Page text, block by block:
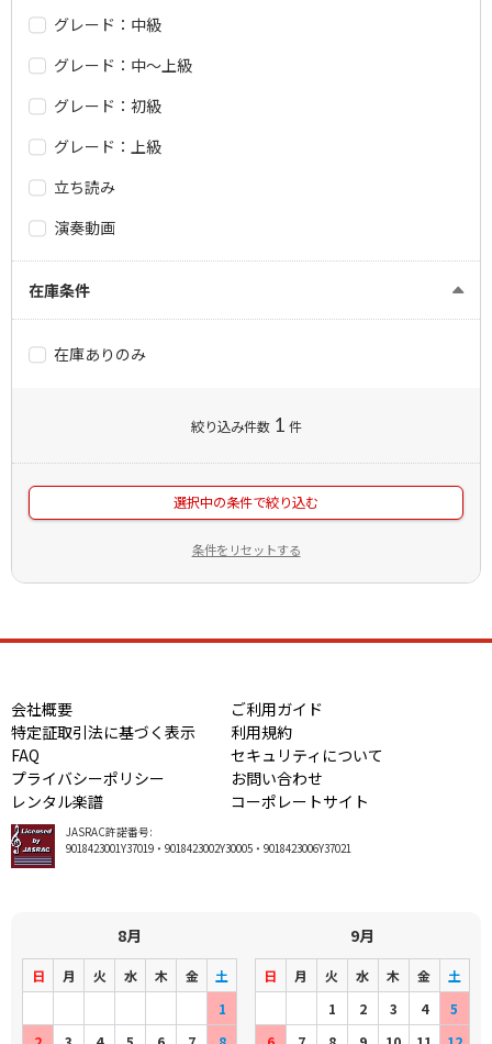
グレード：中級
グレード：中～上級
グレード：初級
グレード：上級
立ち読み
演奏動画
在庫条件
在庫ありのみ
絞り込み件数 1 件
選択中の条件で絞り込む
条件をリセットする
会社概要
ご利用ガイド
特定証取引法に基づく表示
利用規約
FAQ
セキュリティについて
プライバシーポリシー
お問い合わせ
レンタル楽譜
コーポレートサイト
JASRAC許諾番号:
9018423001Y37019・9018423002Y30005・9018423006Y37021
8月
日 月 火 水 木 金
土
1
9月
日 月 火 水 木 金
土
1
2 3 4
5